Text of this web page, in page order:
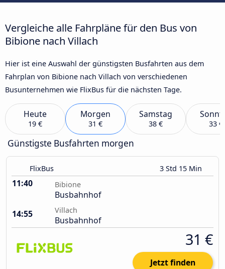
Vergleiche alle Fahrpläne für den Bus von
Bibione nach Villach
Hier ist eine Auswahl der günstigsten Busfahrten aus dem
Fahrplan von Bibione nach Villach von verschiedenen
Busunternehmen wie FlixBus für die nächsten Tage.
Heute
19 €
Morgen
31 €
Samstag
38 € 33 €
Günstigste Busfahrten morgen
FlixBus 3 Std 15 Min
11:40 Bibione
Busbahnhof
14:55
Villach
Busbahnhof
31 €
Jetzt finden